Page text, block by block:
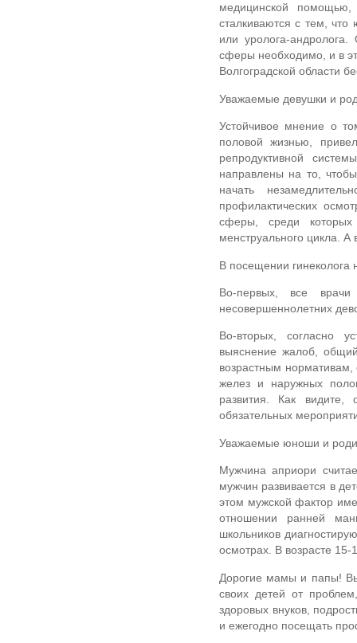
медицинской
сталкиваются с тем, что
или уролога-
сферы необходимо, и в
Волгоградской области
Уважаемые девушки и
Устойчивое мнение о
половой жизнью,
репродуктивной
направлены на то,
начать
профилактических
сферы, среди которых
менструального цикла. А
В посещении гинеколога
Во-первых, все врачи
несовершеннолетних
Во-вторых, согласно
выяснение жалоб,
возрастным нормативам,
желез и наружных
развития. Как видите,
обязательных
Уважаемые юноши и
Мужчина априори
мужчин развивается в
этом мужской фактор
отношении ранней
школьников
осмотрах. В возрасте
Дорогие мамы и папы! Вы
своих детей от
здоровых внуков,
и ежегодно посещать